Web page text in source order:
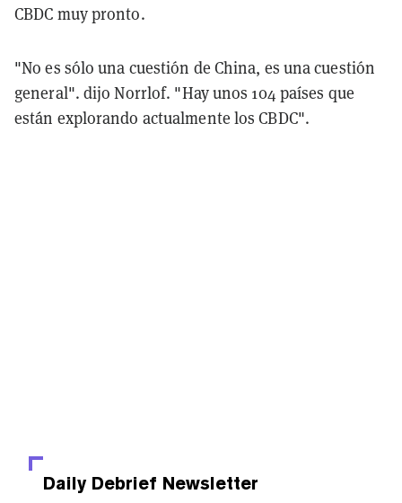
CBDC muy pronto.
"No es sólo una cuestión de China, es una cuestión
general". dijo Norrlof. "Hay unos 104 países que
están explorando actualmente los CBDC".
Daily Debrief Newsletter